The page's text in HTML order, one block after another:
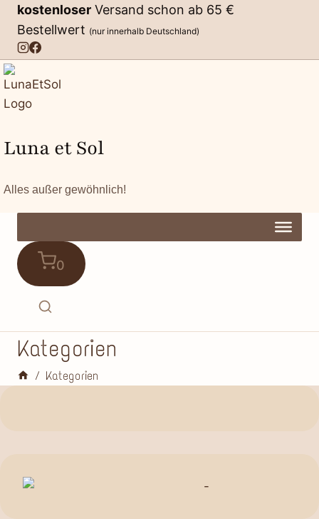
Zum
Inhalt
springen
kostenloser Versand schon ab 65 €
Bestellwert (nur innerhalb Deutschland)
Luna et Sol
Alles außer gewöhnlich!
0
Kategorien
/ Kategorien